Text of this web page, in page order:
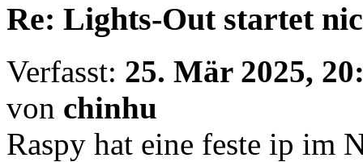
Re: Lights-Out startet
Verfasst: 25. Mär 2025,
von chinhu
Raspy hat eine feste ip im